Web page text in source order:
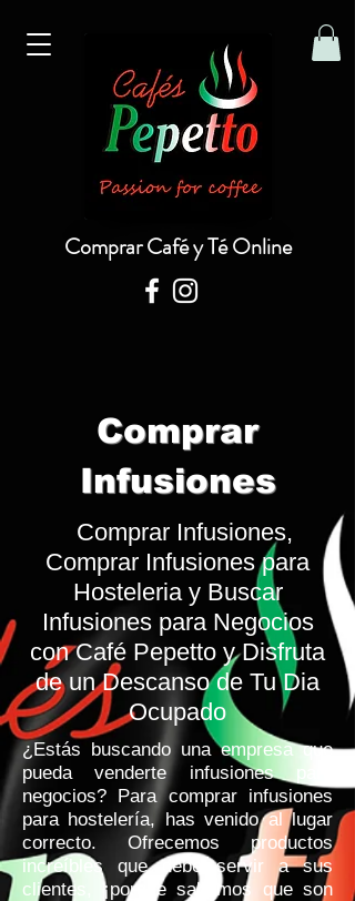
Comprar Café y Té Online
Comprar
Infusiones
Comprar Infusiones,
Comprar Infusiones para
Hosteleria y Buscar
Infusiones para Negocios
con Café Pepetto y Disfruta
de un Descanso de Tu Dia
Ocupado
¿Estás buscando una empresa que
pueda venderte infusiones para
negocios? Para comprar infusiones
para hostelería, has venido al lugar
correcto. Ofrecemos productos
increíbles que debe servir a sus
clientes, ¡porque sabemos que son